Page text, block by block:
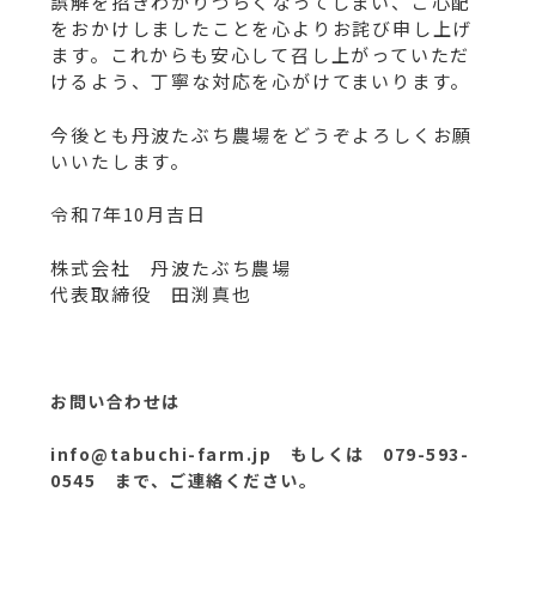
をおかけしましたことを心よりお詫び申し上げ
ます。これからも安心して召し上がっていただ
けるよう、丁寧な対応を心がけてまいります。
今後とも丹波たぶち農場をどうぞよろしくお願
いいたします。
令和7年10月吉日
株式会社 丹波たぶち農場
代表取締役 田渕真也
お問い合わせは
info@tabuchi-farm.jp もしくは 079-593-
0545 まで、ご連絡ください。